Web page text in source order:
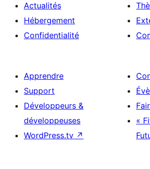
Actualités
Hébergement
Confidentialité
Apprendre
Support
Développeurs &
développeuses
WordPress.tv ↗
«